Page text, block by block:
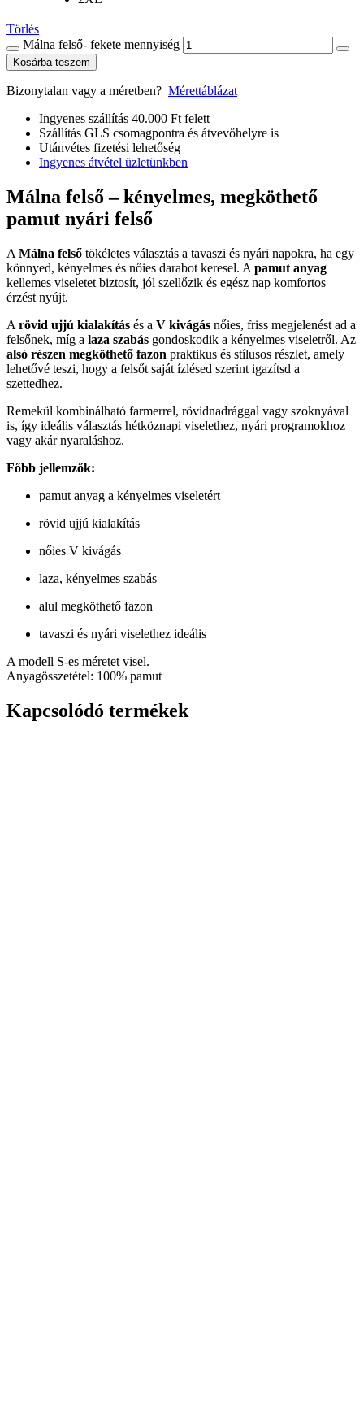
Törlés
Málna felső- fekete mennyiség
Kosárba teszem
Bizonytalan vagy a méretben? Mérettáblázat
Ingyenes szállítás 40.000 Ft felett
Szállítás GLS csomagpontra és átvevőhelyre is
Utánvétes fizetési lehetőség
Ingyenes átvétel üzletünkben
Málna felső – kényelmes, megköthető
pamut nyári felső
A Málna felső tökéletes választás a tavaszi és nyári napokra, ha egy
könnyed, kényelmes és nőies darabot keresel. A pamut anyag
kellemes viseletet biztosít, jól szellőzik és egész nap komfortos
érzést nyújt.
A rövid ujjú kialakítás és a V kivágás nőies, friss megjelenést ad a
felsőnek, míg a laza szabás gondoskodik a kényelmes viseletről. Az
alsó részen megköthető fazon praktikus és stílusos részlet, amely
lehetővé teszi, hogy a felsőt saját ízlésed szerint igazítsd a
szettedhez.
Remekül kombinálható farmerrel, rövidnadrággal vagy szoknyával
is, így ideális választás hétköznapi viselethez, nyári programokhoz
vagy akár nyaraláshoz.
Főbb jellemzők:
pamut anyag a kényelmes viseletért
rövid ujjú kialakítás
nőies V kivágás
laza, kényelmes szabás
alul megköthető fazon
tavaszi és nyári viselethez ideális
A modell S-es méretet visel.
Anyagösszetétel: 100% pamut
Kapcsolódó termékek